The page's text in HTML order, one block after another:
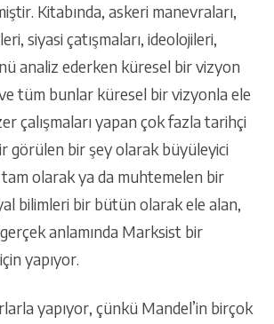
Kitabında, askeri manevraları,
siyasi çatışmaları, ideolojileri,
analiz ederken küresel bir vizyon
tüm bunlar küresel bir vizyonla ele
çalışmaları yapan çok fazla tarihçi
görülen bir şey olarak büyüleyici
tam olarak ya da muhtemelen bir
bilimleri bir bütün olarak ele alan,
anlamında Marksist bir
yapıyor.
yapıyor, çünkü Mandel’in birçok